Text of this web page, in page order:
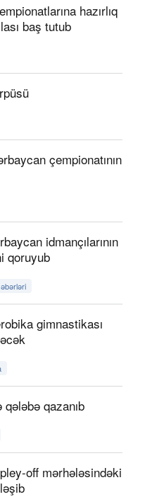
hazırlıq
baş tutub
çempionatının
idmançılarının
qoruyub
gimnastikası
qazanıb
off mərhələsindəki